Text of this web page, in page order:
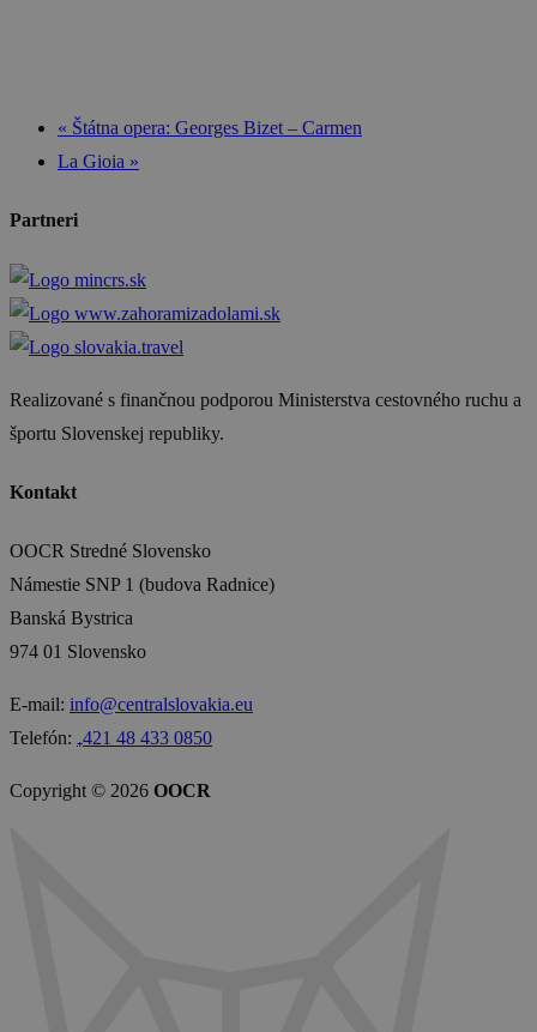
« Štátna opera: Georges Bizet – Carmen
La Gioia »
Partneri
Realizované s finančnou podporou Ministerstva cestovného ruchu a
športu Slovenskej republiky.
Kontakt
OOCR Stredné Slovensko
Námestie SNP 1 (budova Radnice)
Banská Bystrica
974 01 Slovensko
E-mail: info@centralslovakia.eu
Telefón: ₊421 48 433 0850
Copyright © 2026 OOCR